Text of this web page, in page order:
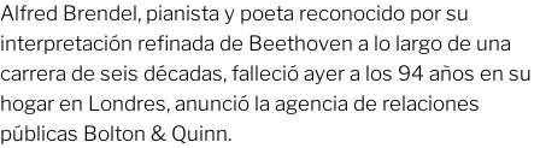
Alfred Brendel, pianista y poeta reconocido por su
interpretación refinada de Beethoven a lo largo de una
carrera de seis décadas, falleció ayer a los 94 años en su
hogar en Londres, anunció la agencia de relaciones
públicas Bolton & Quinn.